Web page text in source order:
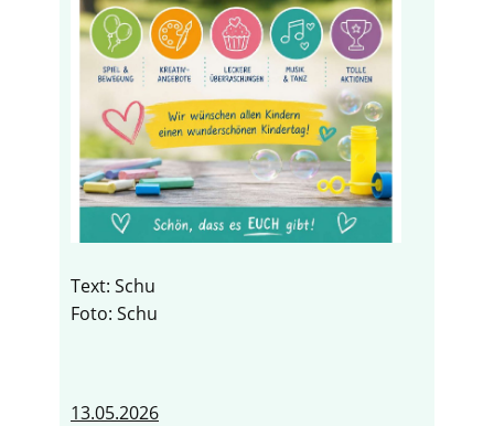
Text: Schu
Foto: Schu
13.05.2026